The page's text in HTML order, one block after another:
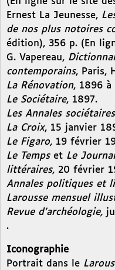
Ernest La Jeunesse,
de nos plus notoires
édition), 356 p. (En
G. Vapereau,
contemporains, Paris,
La Rénovation, 1896 à
Le Sociétaire, 1897.
Les Annales sociétaires
La Croix, 15 janvier
Le Figaro, 19 février
Le Tempset Le
littéraires, 20 février
Annales politiques et
Larousse mensuel
Revue d’archéologie,
.
Iconographie
Portrait dans le